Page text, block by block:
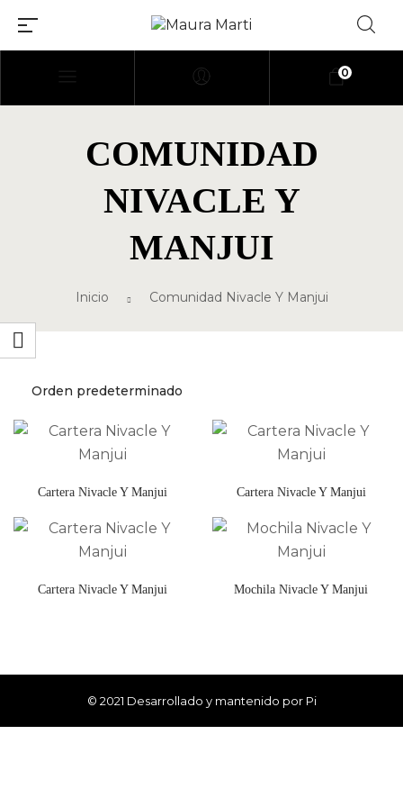
id=»114″]
0
COMUNIDAD
NIVACLE Y
MANJUI
Inicio Comunidad Nivacle Y Manjui
Cartera Nivacle Y Manjui Cartera Nivacle Y Manjui
Cartera Nivacle Y Manjui Mochila Nivacle Y Manjui
© 2021 Desarrollado y mantenido por Pi